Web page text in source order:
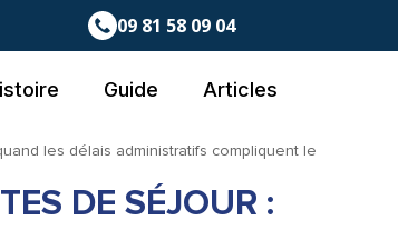
09 81 58 09 04
Guide Articles
les délais administratifs compliquent le
DE SÉJOUR :